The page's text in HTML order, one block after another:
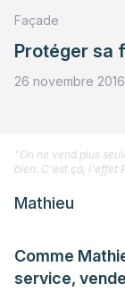
Façade
Protéger sa
26 novembre 2016
Comme
service,
"On ne vend plus
bien. C'est ça, l'effet
Mathieu